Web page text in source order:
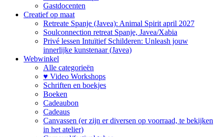
Gastdocenten
Creatief op maat
Retreate Spanje (Javea): Animal Spirit april 2027
Soulconnection retreat Spanje, Javea/Xabia
Privé lessen Intuïtief Schilderen: Unleash jouw
innerlijke kunstenaar (Javea)
Webwinkel
Alle categorieën
♥ Video Workshops
Schriften en boekjes
Boeken
Cadeaubon
Cadeaus
Canvassen (er zijn er diversen op voorraad, te bekijken
in het atelier)